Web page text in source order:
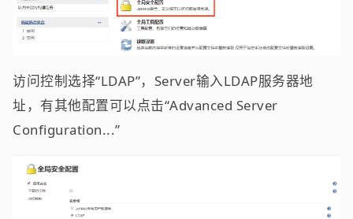
访问控制选择“LDAP”，Server输入LDAP服务器地
址，有其他配置可以点击“Advanced Server
Configuration...”